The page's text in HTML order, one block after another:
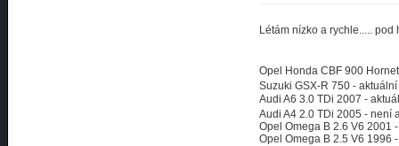
Létám nízko a rychle.....
Opel Honda CBF 900
Suzuki GSX-R 750 - aktuální
Audi A6 3.0 TDi 2007 -
Audi A4 2.0 TDi 2005 - není
Opel Omega B 2.6 V6 2001
Opel Omega B 2.5 V6 1996